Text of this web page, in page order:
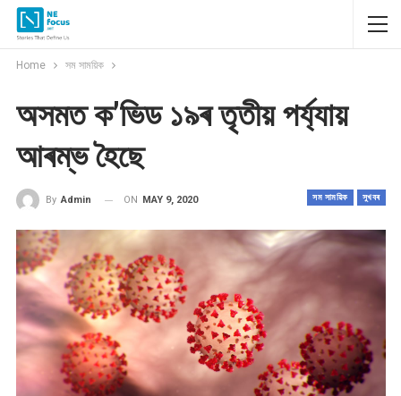
Home সম সাময়িক
অসমত ক’ভিড ১৯ৰ তৃতীয় পৰ্য্যায়
আৰম্ভ হৈছে
সম সাময়িক সুখবৰ
By Admin ON MAY 9, 2020